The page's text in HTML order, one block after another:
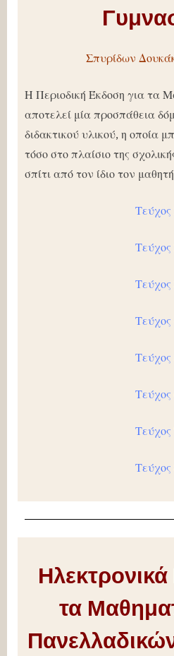
Σπυρίδων
Η Περιοδική Έκδοση για τα
αποτελεί μία προσπάθεια
διδακτικού υλικού, η οποία
τόσο στο πλαίσιο της
σπίτι από τον ίδιο τον
Τεύχος
Τεύχος
Τεύχος
Τεύχος
Τεύχος
Τεύχος
Τεύχος
Τεύχος
Ηλεκτρονικά
τα